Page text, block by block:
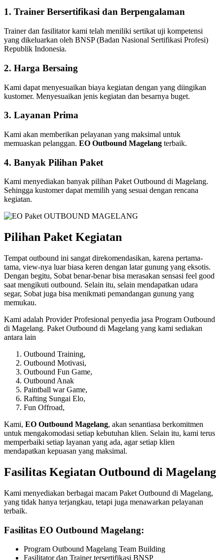
1. Trainer Bersertifikasi dan Berpengalaman
Trainer dan fasilitator kami telah meniliki sertikat uji kompetensi
yang dikeluarkan oleh BNSP (Badan Nasional Sertifikasi Profesi)
Republik Indonesia.
2. Harga Bersaing
Kami dapat menyesuaikan biaya kegiatan dengan yang diingikan
kustomer. Menyesuaikan jenis kegiatan dan besarnya buget.
3. Layanan Prima
Kami akan memberikan pelayanan yang maksimal untuk
memuaskan pelanggan. EO Outbound Magelang terbaik.
4. Banyak Pilihan Paket
Kami menyediakan banyak pilihan Paket Outbound di Magelang.
Sehingga kustomer dapat memilih yang sesuai dengan rencana
kegiatan.
Pilihan Paket Kegiatan
Tempat outbound ini sangat direkomendasikan, karena pertama-
tama, view-nya luar biasa keren dengan latar gunung yang eksotis.
Dengan begitu, Sobat benar-benar bisa merasakan sensasi feel good
saat mengikuti outbound. Selain itu, selain mendapatkan udara
segar, Sobat juga bisa menikmati pemandangan gunung yang
memukau.
Kami adalah Provider Profesional penyedia jasa Program Outbound
di Magelang. Paket Outbound di Magelang yang kami sediakan
antara lain
Outbound Training,
Outbound Motivasi,
Outbound Fun Game,
Outbound Anak
Paintball war Game,
Rafting Sungai Elo,
Fun Offroad,
Kami, EO Outbound Magelang, akan senantiasa berkomitmen
untuk mengakomodasi setiap kebutuhan klien. Selain itu, kami terus
memperbaiki setiap layanan yang ada, agar setiap klien
mendapatkan kepuasan yang maksimal.
Fasilitas Kegiatan Outbound di Magelang
Kami menyediakan berbagai macam Paket Outbound di Magelang,
yang tidak hanya terjangkau, tetapi juga menawarkan pelayanan
terbaik.
Fasilitas EO Outbound Magelang:
Program Outbound Magelang Team Building
Fasilitator dan Trainer tersertifikasi BNSP